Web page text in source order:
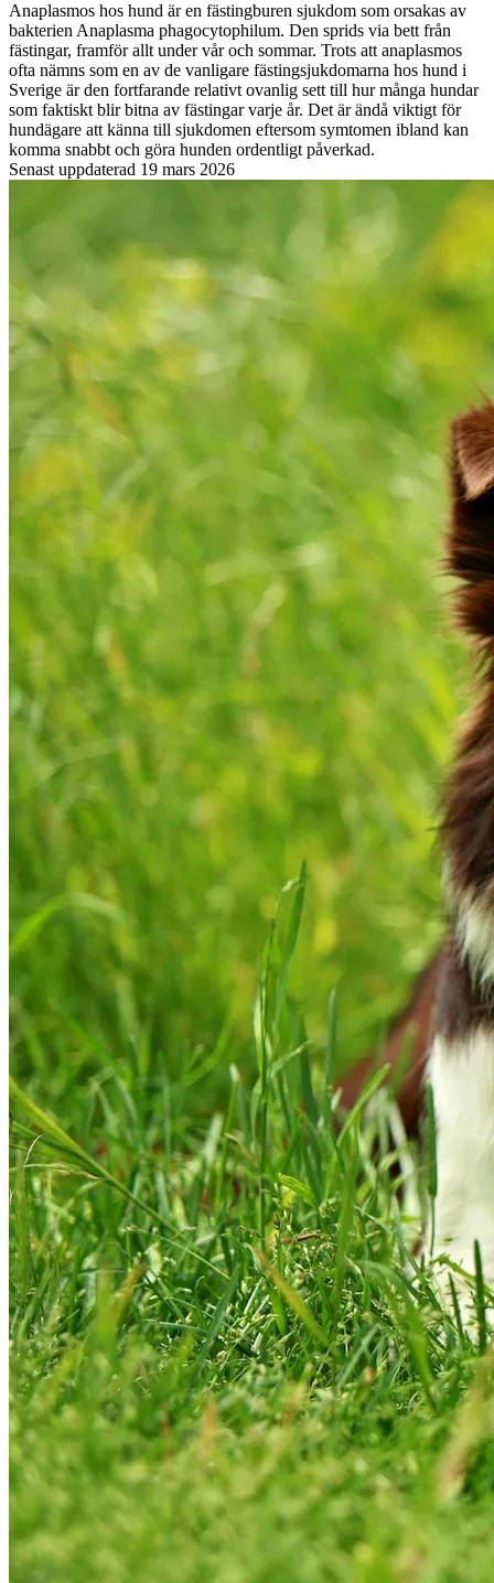
Anaplasmos hos hund är en fästingburen sjukdom som orsakas av
bakterien Anaplasma phagocytophilum. Den sprids via bett från
fästingar, framför allt under vår och sommar. Trots att anaplasmos
ofta nämns som en av de vanligare fästingsjukdomarna hos hund i
Sverige är den fortfarande relativt ovanlig sett till hur många hundar
som faktiskt blir bitna av fästingar varje år. Det är ändå viktigt för
hundägare att känna till sjukdomen eftersom symtomen ibland kan
komma snabbt och göra hunden ordentligt påverkad.
Senast uppdaterad 19 mars 2026